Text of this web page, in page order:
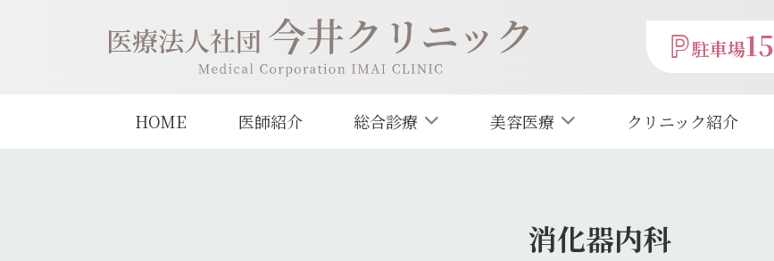
駐車場15
HOME 医師紹介 総合診療 美容医療 クリニック紹介
消化器内科